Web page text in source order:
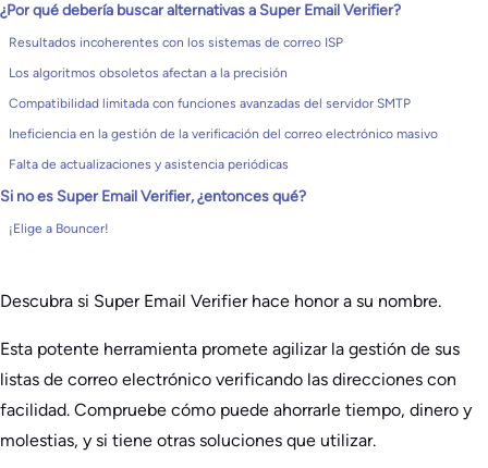
¿Por qué debería buscar alternativas a Super Email Verifier?
Resultados incoherentes con los sistemas de correo ISP
Los algoritmos obsoletos afectan a la precisión
Compatibilidad limitada con funciones avanzadas del servidor SMTP
Ineficiencia en la gestión de la verificación del correo electrónico masivo
Falta de actualizaciones y asistencia periódicas
Si no es Super Email Verifier, ¿entonces qué?
¡Elige a Bouncer!
Descubra si Super Email Verifier hace honor a su nombre.
Esta potente herramienta promete agilizar la gestión de sus
listas de correo electrónico verificando las direcciones con
facilidad. Compruebe cómo puede ahorrarle tiempo, dinero y
molestias, y si tiene otras soluciones que utilizar.